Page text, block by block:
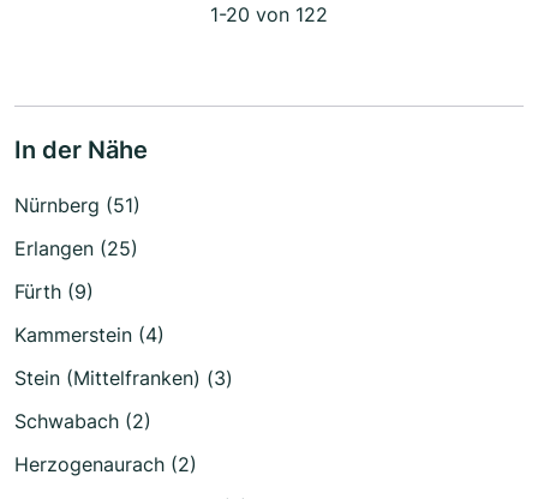
1-20 von 122
In der Nähe
Nürnberg (51)
Erlangen (25)
Fürth (9)
Kammerstein (4)
Stein (Mittelfranken) (3)
Schwabach (2)
Herzogenaurach (2)